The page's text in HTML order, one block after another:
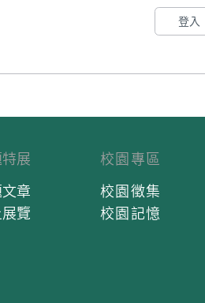
登入
展
章
覽
校園專區
校園徵集
校園記憶